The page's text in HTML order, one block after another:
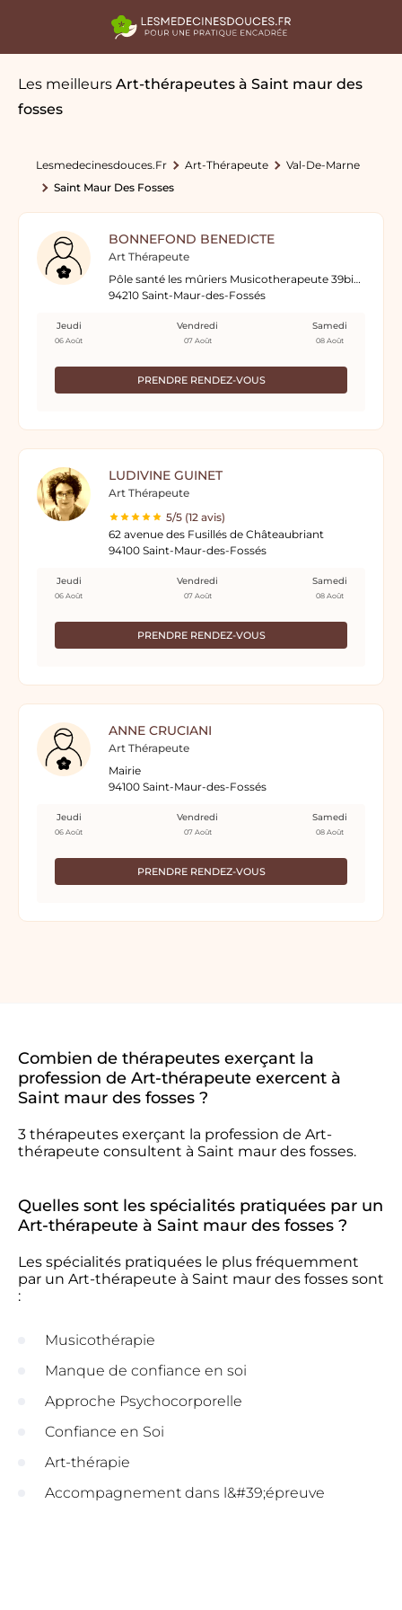
Les meilleurs Art-thérapeutes à Saint maur des
fosses
Lesmedecinesdouces.fr Art-Thérapeute
Val-De-Marne
Saint Maur Des Fosses
BONNEFOND BENEDICTE
Art Thérapeute
Pôle santé les mûriers Musicotherapeute 39bis avenue de Bonneuil
94210 Saint-Maur-des-Fossés
PRENDRE RENDEZ-VOUS
Jeudi
06 Août
Vendredi
07 Août
Samedi
08 Août
LUDIVINE GUINET
Art Thérapeute
5/5 (12 avis)
62 avenue des Fusillés de Châteaubriant
94100 Saint-Maur-des-Fossés
PRENDRE RENDEZ-VOUS
Jeudi
06 Août
Vendredi
07 Août
Samedi
08 Août
ANNE CRUCIANI
Art Thérapeute
Mairie
94100 Saint-Maur-des-Fossés
PRENDRE RENDEZ-VOUS
Jeudi
06 Août
Vendredi
07 Août
Samedi
08 Août
Combien de thérapeutes exerçant la
profession de Art-thérapeute exercent à
Saint maur des fosses ?
3 thérapeutes exerçant la profession de Art-
thérapeute consultent à Saint maur des fosses.
Quelles sont les spécialités pratiquées par un
Art-thérapeute à Saint maur des fosses ?
Les spécialités pratiquées le plus fréquemment
par un Art-thérapeute à Saint maur des fosses sont
:
Musicothérapie
Manque de confiance en soi
Approche Psychocorporelle
Confiance en Soi
Art-thérapie
Accompagnement dans l&#39;épreuve